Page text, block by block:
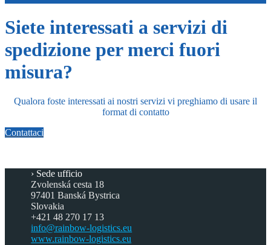
Siete interessati a servizi di
spedizione per merci fuori
misura?
Qualora foste interessati ai nostri servizi vi preghiamo di usare il
format di contatto
Contattaci
Sede ufficio
Zvolenská cesta 18
97401 Banská Bystrica
Slovakia
+421 48 270 17 13
info@rainbow-logistics.eu
www.rainbow-logistics.eu